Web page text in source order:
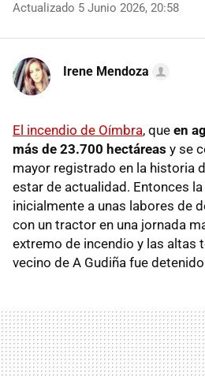
Actualizado 5 Junio 2026, 20:58
Irene Mendoza
El incendio de Oímbra, que en
más de 23.700 hectáreas y se
mayor registrado en la historia
estar de actualidad. Entonces
inicialmente a unas labores de
con un tractor en una jornada
extremo de incendio y las altas
vecino de A Gudiña fue